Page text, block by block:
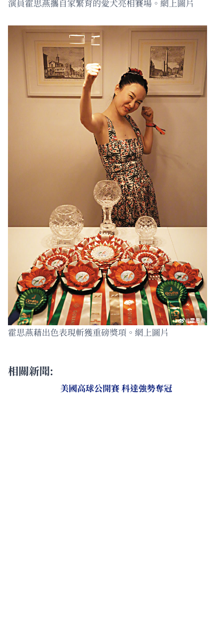
演員霍思燕攜自家繁育的愛犬亮相賽場。網上圖片
霍思燕藉出色表現斬獲重磅獎項。網上圖片
相關新聞:
美國高球公開賽 科達強勢奪冠